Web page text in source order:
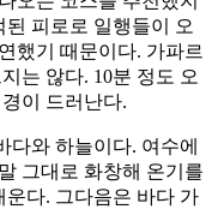
피로로 일행들이 오
했기 때문이다. 가파르
는 않다. 10분 정도 오
이 드러난다.
다와 하늘이다. 여수에
그대로 화창해 온기를
다. 그다음은 바다 가